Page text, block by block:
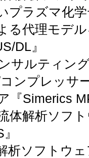
プラズマ化
る代理モデ
DL』
サルティン
ンプレッサ
『Simerics
体解析ソフ
析ソフトウ